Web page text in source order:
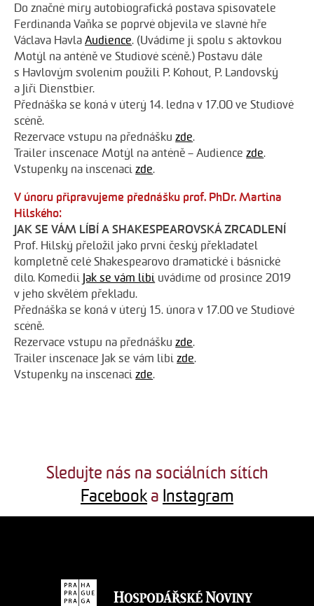
Do značné míry autobiografická postava spisovatele
Ferdinanda Vaňka se poprvé objevila ve slavné hře
Václava HavlaAudience. (Uvádíme ji spolu s aktovkou
Motýl na anténě ve Studiové scéně.) Postavu dále
s Havlovým svolením použili P. Kohout, P. Landovský
a Jiří Dienstbier.
Přednáška se koná v úterý 14. ledna v 17.00 ve Studiové
scéně.
Rezervace vstupu na přednáškuzde.
Trailer inscenace Motýl na anténě – Audiencezde.
Vstupenky na inscenacizde.
V únoru připravujeme přednášku prof. PhDr. Martina
Hilského:
JAK SE VÁM LÍBÍ A SHAKESPEAROVSKÁ ZRCADLENÍ
Prof. Hilský přeložil jako první český překladatel
kompletně celé Shakespearovo dramatické i básnické
dílo. Komedii Jak se vám líbí uvádíme od prosince 2019
v jeho skvělém překladu.
Přednáška se koná v úterý 15. února v 17.00 ve Studiové
scéně.
Rezervace vstupu na přednáškuzde.
Trailer inscenace Jak se vám líbízde.
Vstupenky na inscenacizde.
Sledujte nás na sociálních sítích
Facebook a Instagram